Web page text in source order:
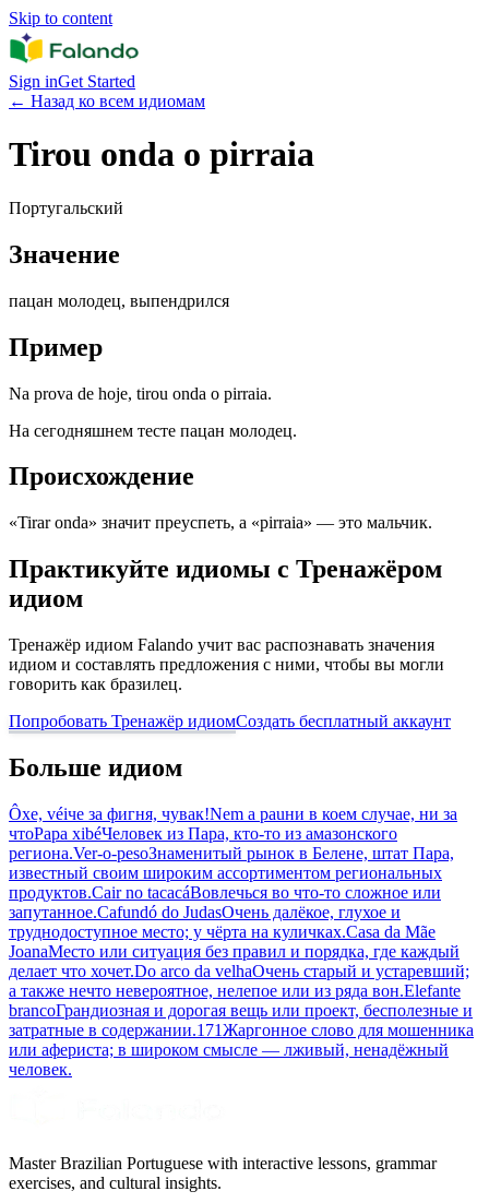
Skip to content
Sign inGet Started
← Назад ко всем идиомам
Tirou onda o pirraia
Португальский
Значение
пацан молодец, выпендрился
Пример
Na prova de hoje, tirou onda o pirraia.
На сегодняшнем тесте пацан молодец.
Происхождение
«Tirar onda» значит преуспеть, а «pirraia» — это мальчик.
Практикуйте идиомы с Тренажёром
идиом
Тренажёр идиом Falando учит вас распознавать значения
идиом и составлять предложения с ними, чтобы вы могли
говорить как бразилец.
Попробовать Тренажёр идиомСоздать бесплатный аккаунт
Больше идиом
Ôxe, véiче за фигня, чувак!Nem a pauни в коем случае, ни за
чтоPapa xibéЧеловек из Пара, кто-то из амазонского
региона.Ver-o-pesoЗнаменитый рынок в Белене, штат Пара,
известный своим широким ассортиментом региональных
продуктов.Cair no tacacáВовлечься во что-то сложное или
запутанное.Cafundó do JudasОчень далёкое, глухое и
труднодоступное место; у чёрта на куличках.Casa da Mãe
JoanaМесто или ситуация без правил и порядка, где каждый
делает что хочет.Do arco da velhaОчень старый и устаревший;
а также нечто невероятное, нелепое или из ряда вон.Elefante
brancoГрандиозная и дорогая вещь или проект, бесполезные и
затратные в содержании.171Жаргонное слово для мошенника
или афериста; в широком смысле — лживый, ненадёжный
человек.
Master Brazilian Portuguese with interactive lessons, grammar
exercises, and cultural insights.